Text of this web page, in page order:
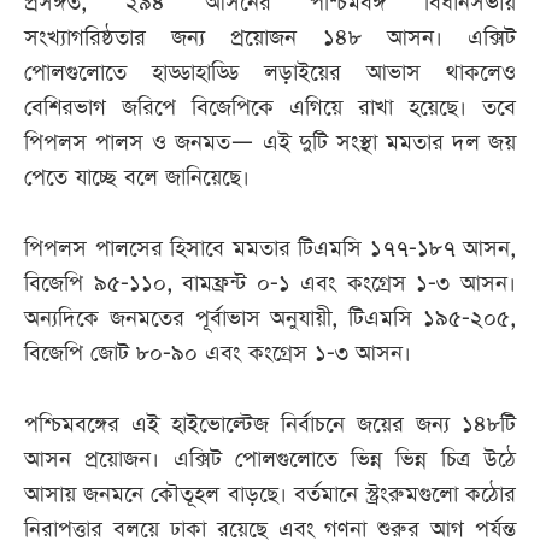
সংখ্যাগরিষ্ঠতার জন্য প্রয়োজন ১৪৮ আসন। এক্সিট
পোলগুলোতে হাড্ডাহাড্ডি লড়াইয়ের আভাস থাকলেও
বেশিরভাগ জরিপে বিজেপিকে এগিয়ে রাখা হয়েছে। তবে
পিপলস পালস ও জনমত— এই দুটি সংস্থা মমতার দল জয়
পেতে যাচ্ছে বলে জানিয়েছে।
পিপলস পালসের হিসাবে মমতার টিএমসি ১৭৭-১৮৭ আসন,
বিজেপি ৯৫-১১০, বামফ্রন্ট ০-১ এবং কংগ্রেস ১-৩ আসন।
অন্যদিকে জনমতের পূর্বাভাস অনুযায়ী, টিএমসি ১৯৫-২০৫,
বিজেপি জোট ৮০-৯০ এবং কংগ্রেস ১-৩ আসন।
পশ্চিমবঙ্গের এই হাইভোল্টেজ নির্বাচনে জয়ের জন্য ১৪৮টি
আসন প্রয়োজন। এক্সিট পোলগুলোতে ভিন্ন ভিন্ন চিত্র উঠে
আসায় জনমনে কৌতূহল বাড়ছে। বর্তমানে স্ট্রংরুমগুলো কঠোর
নিরাপত্তার বলয়ে ঢাকা রয়েছে এবং গণনা শুরুর আগ পর্যন্ত